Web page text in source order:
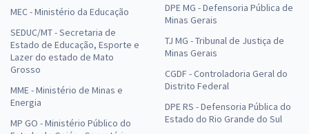
MEC - Ministério da Educação
SEDUC/MT - Secretaria de
Estado de Educação, Esporte e
Lazer do estado de Mato
Grosso
MME - Ministério de Minas e
Energia
MP GO - Ministério Público do
DPE MG - Defensoria Pública de
Minas Gerais
TJ MG - Tribunal de Justiça de
Minas Gerais
CGDF - Controladoria Geral do
Distrito Federal
DPE RS - Defensoria Pública do
Estado do Rio Grande do Sul